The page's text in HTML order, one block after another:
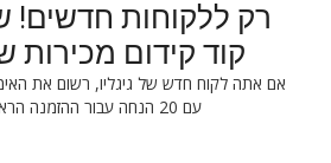
קוד קידום מכירות
אם אתה לקוח חדש של גיגליו, רשום את
עם 20 הנחה עבור ההזמנה הראשונה שלך.